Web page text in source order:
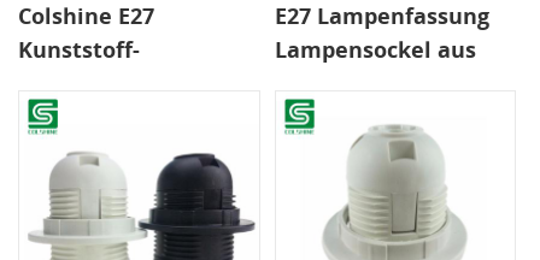
Colshine E27
Kunststoff-
Lampenfassung
E27 Lampenfassung
Lampensockel aus
Lampenfassung mit
Stecker